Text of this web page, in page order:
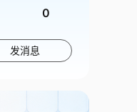
0
发消息